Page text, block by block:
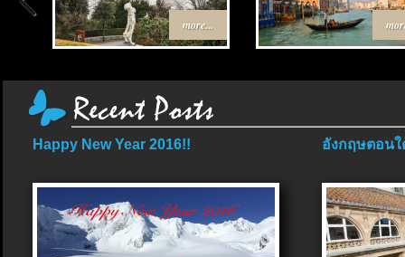
more...
Happy New Year 2016!! อังกฤษตอนใ